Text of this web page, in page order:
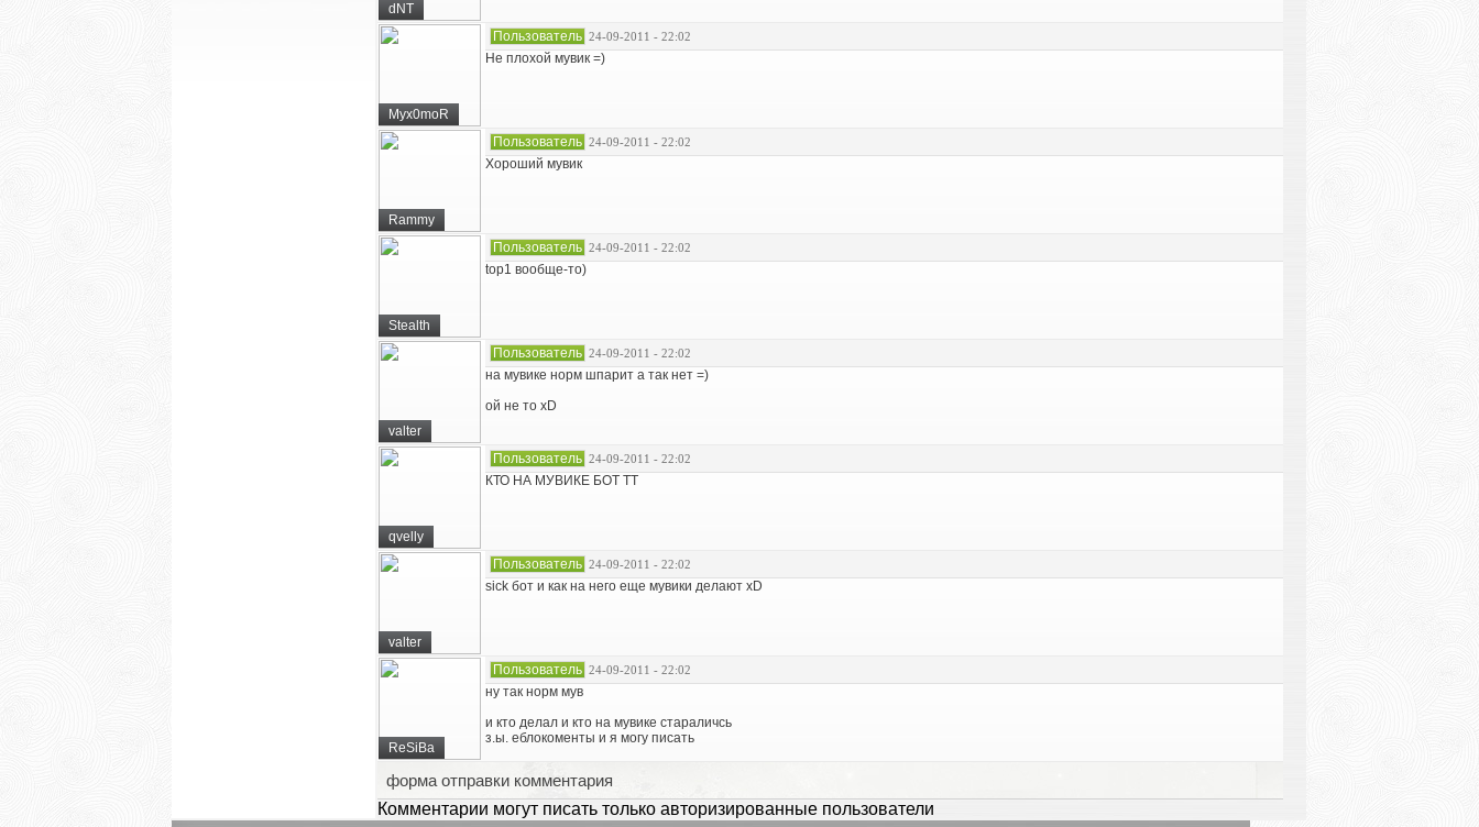
dNT
Myx0moR
Пользователь 24-09-2011 - 22:02
Не плохой мувик =)
Rammy
Пользователь 24-09-2011 - 22:02
Хороший мувик
Stealth
Пользователь 24-09-2011 - 22:02
top1 вообще-то)
valter
Пользователь 24-09-2011 - 22:02
на мувике норм шпарит а так нет =)
ой не то xD
qvelly
Пользователь 24-09-2011 - 22:02
КТО НА МУВИКЕ БОТ ТТ
valter
Пользователь 24-09-2011 - 22:02
sick бот и как на него еще мувики делают xD
ReSiBa
Пользователь 24-09-2011 - 22:02
ну так норм мув
и кто делал и кто на мувике стараличсь
з.ы. еблокоменты и я могу писать
форма отправки комментария
Комментарии могут писать только авторизированные пользователи